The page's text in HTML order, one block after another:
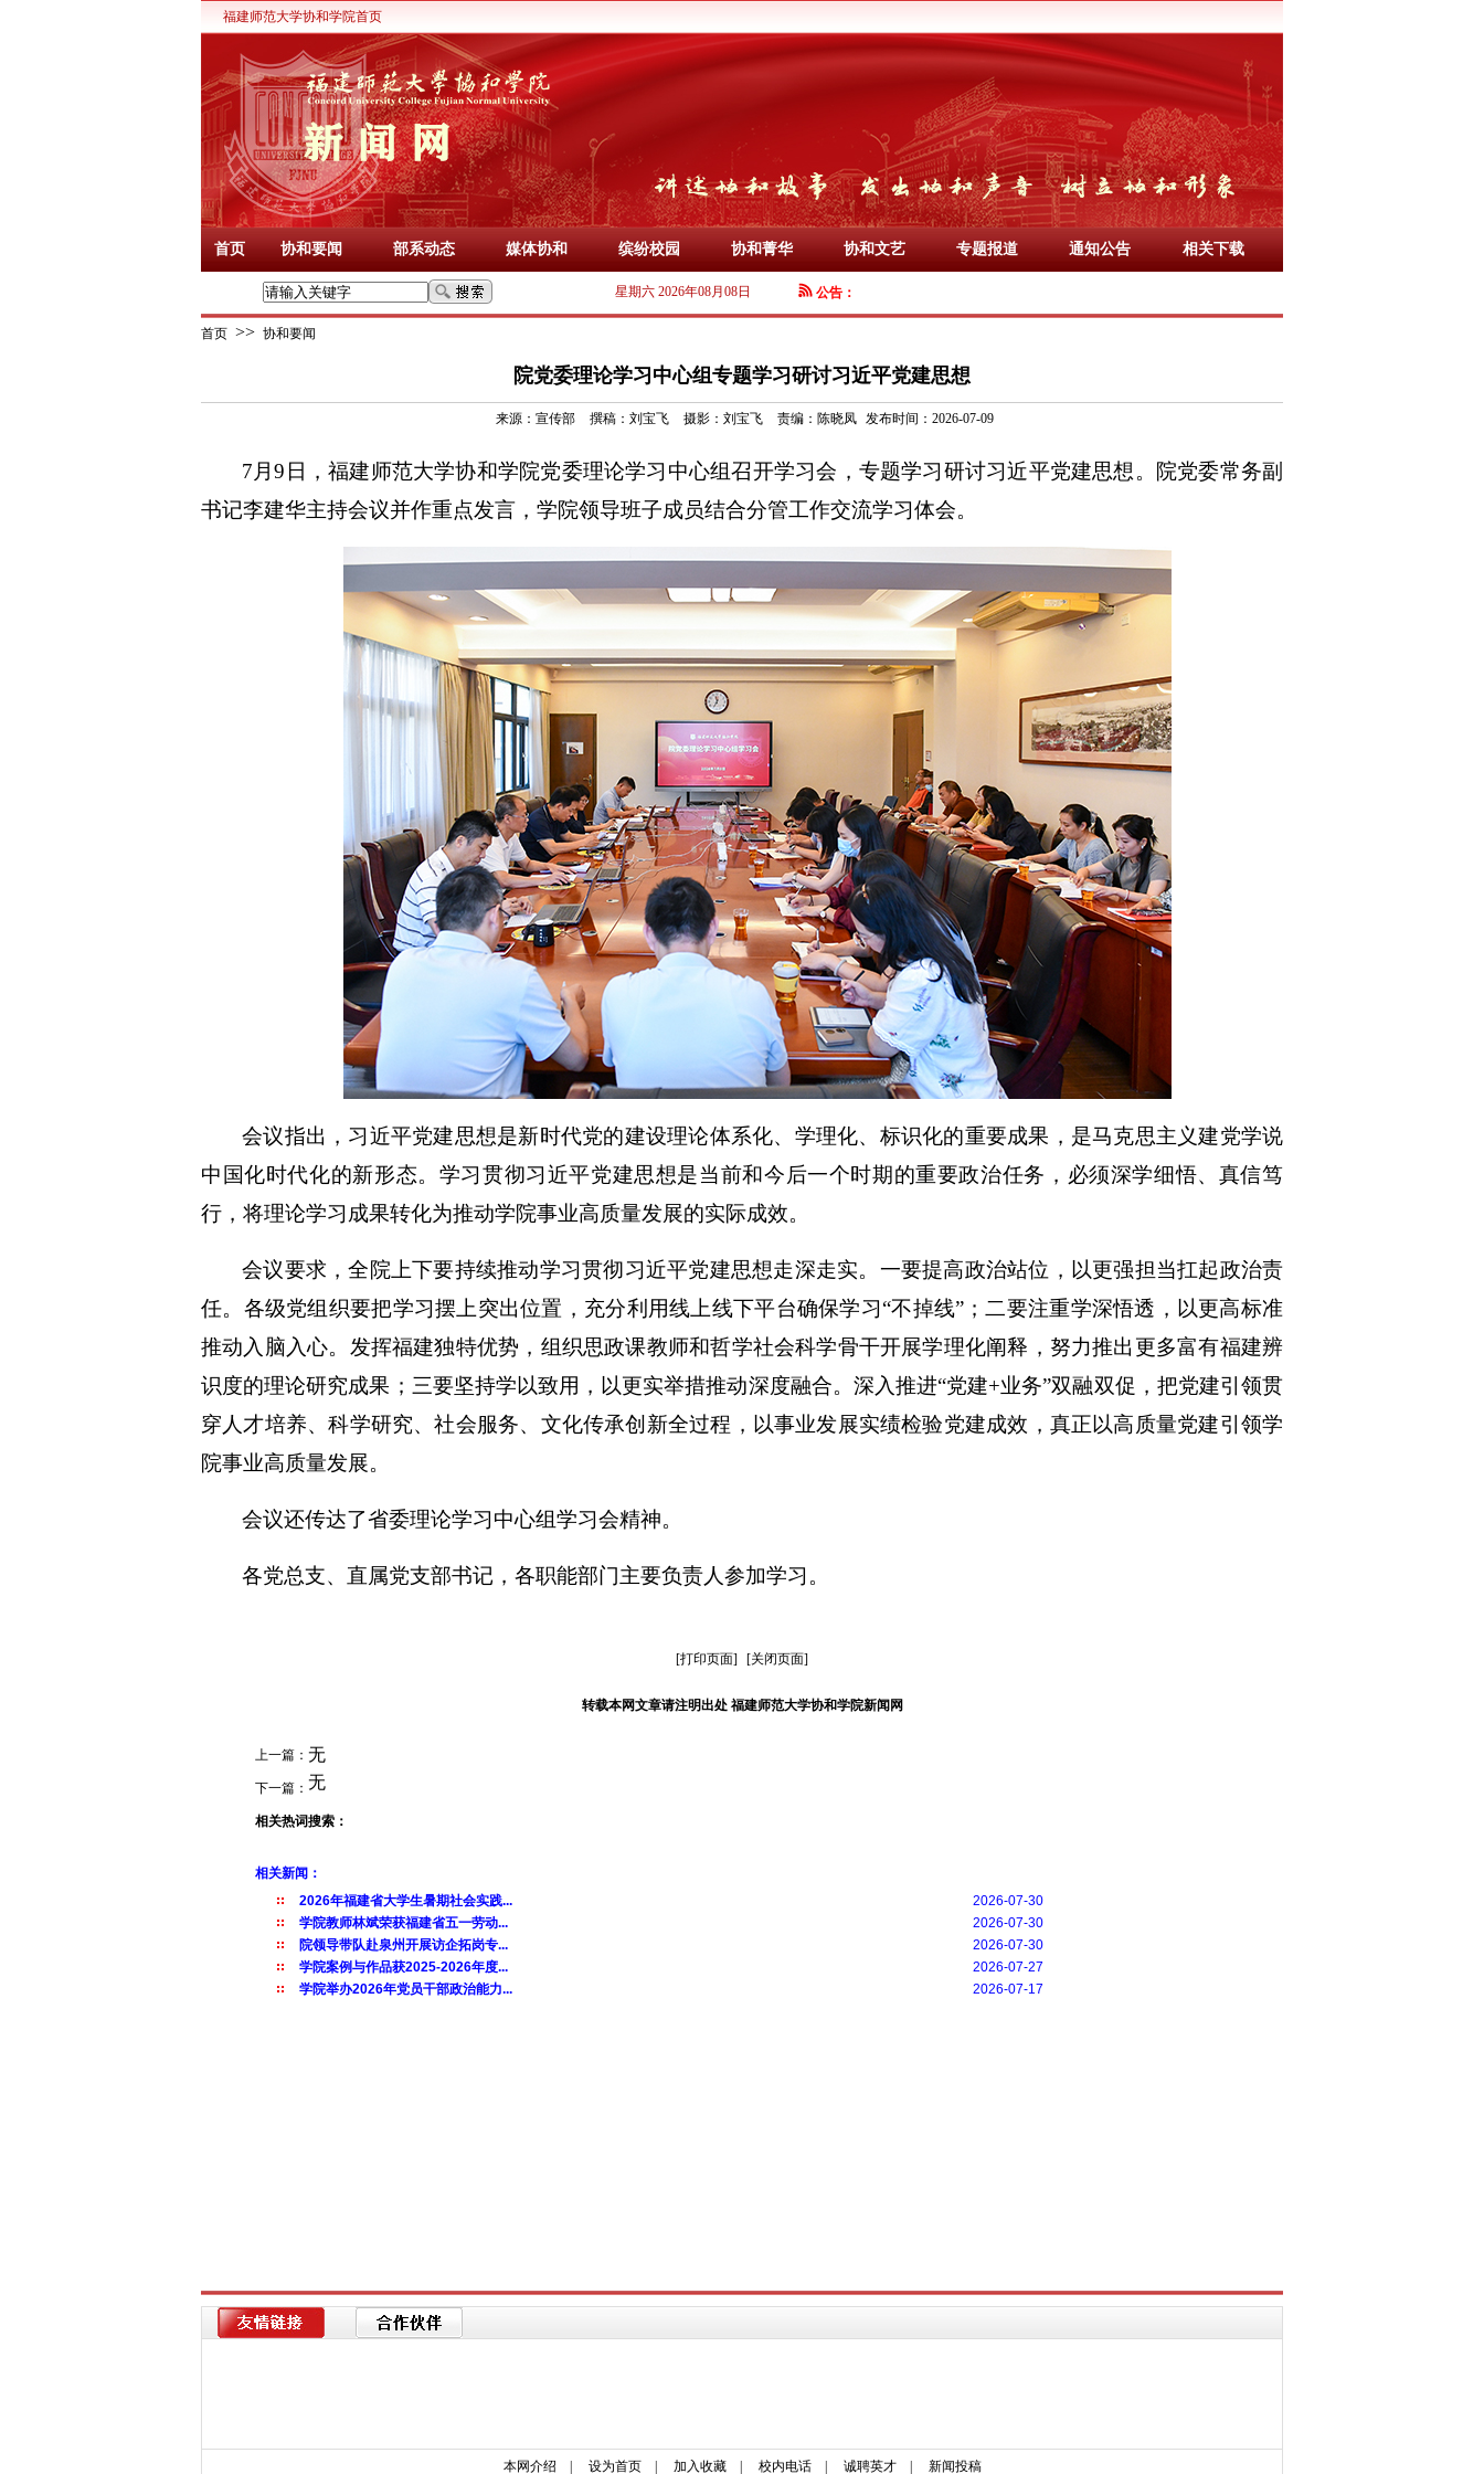
福建师范大学协和学院首页
首页 协和要闻 部系动态 媒体协和 缤纷校园 协和菁华 协和文艺 专题报道 通知公告 相关下载
星期六 2026年08月08日 公告：
首页 >> 协和要闻
院党委理论学习中心组专题学习研讨习近平党建思想
来源： 宣传部 撰稿： 刘宝飞 摄影： 刘宝飞 责编： 陈晓凤 发布时间：2026-07-09
7月9日，福建师范大学协和学院党委理论学习中心组召开学习会，专题学习研讨习近平党建思想。院党委常务副
书记李建华主持会议并作重点发言，学院领导班子成员结合分管工作交流学习体会。
会议指出， 习近平党建思想是新时代党的建设理论体系化、学理化、标识化的重要成果，是马克思主义建党学说
中国化时代化的新形态。 学习贯彻习近平党建思想是当前和今后一个时期的重要政治任务， 必须深学细悟、真信笃
行，将理论学习成果转化为推动学院事业高质量发展的实际成效。
会议要求 ，全院上下要持续推动学习贯彻习近平党建思想走深走实。 一要提高政治站位，以更强担当扛起政治责
任。各级党组织要把学习摆上突出位置，充分利用线上线下平台确保学习“不掉线” ；二要注重学深悟透，以更高标准
推动入脑入心。发挥福建独特优势，组织思政课教师和哲学社会科学骨干开展学理化阐释，努力推出更多富有福建辨
识度的理论研究成果 ； 三要坚持学以致用，以更实举措推动深度融合。深入推进“党建+业务”双融双促，把党建引领贯
穿人才培养、科学研究、社会服务、文化传承创新全过程，以事业发展实绩检验党建成效，真正以高质量党建引领学
院事业高质量发展。
会议还传达了省委理论学习中心组学习会精神。
各党总支、直属党支部书记，各职能部门主要负责人参加学习。
[打印页面] [关闭页面]
转载本网文章请注明出处 福建师范大学协和学院新闻网
上一篇： 无
下一篇： 无
相关热词搜索：
相关新闻：
本网介绍 设为首页| 加入收藏| 校内电话| 诚聘英才| 新闻投稿